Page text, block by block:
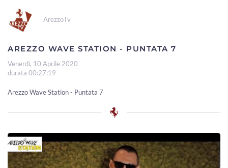
ArezzoTv
AREZZO WAVE STATION - PUNTATA 7
Venerdì, 10 Aprile 2020
durata 00:27:19
Arezzo Wave Station - Puntata 7